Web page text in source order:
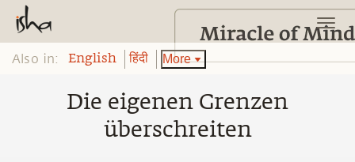
Also in: English हिंदी More
Die eigenen Grenzen
überschreiten